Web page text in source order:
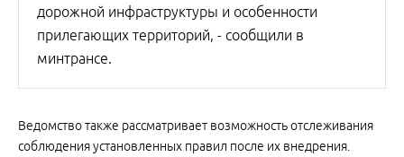
дорожной инфраструктуры и особенности
прилегающих территорий, - сообщили в
минтрансе.
Ведомство также рассматривает возможность отслеживания
соблюдения установленных правил после их внедрения.